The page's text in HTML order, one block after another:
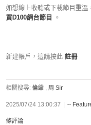
如想線上收聽或下載節目重溫
買D100網台節目
。
新建帳戶，這請按此 註冊
相關搜尋: 倫爺 , 周 Sir
2025/07/24 13:00:37 --
條評論